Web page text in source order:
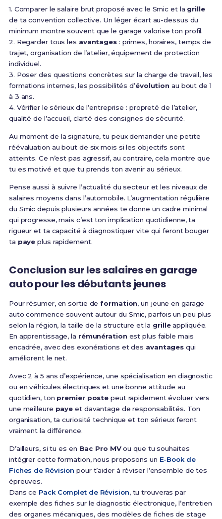
1. Comparer le salaire brut proposé avec le Smic et la grille
de ta convention collective. Un léger écart au-dessus du
minimum montre souvent que le garage valorise ton profil.
2. Regarder tous les avantages: primes, horaires, temps de
trajet, organisation de l’atelier, équipement de protection
individuel.
3. Poser des questions concrètes sur la charge de travail, les
formations internes, les possibilités d’évolution au bout de 1
à 3 ans.
4. Vérifier le sérieux de l’entreprise : propreté de l’atelier,
qualité de l’accueil, clarté des consignes de sécurité.
Au moment de la signature, tu peux demander une petite
réévaluation au bout de six mois si les objectifs sont
atteints. Ce n’est pas agressif, au contraire, cela montre que
tu es motivé et que tu prends ton avenir au sérieux.
Pense aussi à suivre l’actualité du secteur et les niveaux de
salaires moyens dans l’automobile. L’augmentation régulière
du Smic depuis plusieurs années te donne un cadre minimal
qui progresse, mais c’est ton implication quotidienne, ta
rigueur et ta capacité à diagnostiquer vite qui feront bouger
ta paye plus rapidement.
Conclusion sur les salaires en garage
auto pour les débutants jeunes
Pour résumer, en sortie deformation, un jeune en garage
auto commence souvent autour du Smic, parfois un peu plus
selon la région, la taille de la structure et la grilleappliquée.
En apprentissage, la rémunérationest plus faible mais
encadrée, avec des exonérations et des avantages qui
améliorent le net.
Avec 2 à 5 ans d’expérience, une spécialisation en diagnostic
ou en véhicules électriques et une bonne attitude au
quotidien, ton premier poste peut rapidement évoluer vers
une meilleure paye et davantage de responsabilités. Ton
organisation, ta curiosité technique et ton sérieux feront
vraiment la différence.
D’ailleurs, si tu es en Bac Pro MVou que tu souhaites
intégrer cette formation, nous proposons un E-Book de
Fiches de Révision pour t’aider à réviser l’ensemble de tes
épreuves.
Dans ce Pack Complet de Révision, tu trouveras par
exemple des fiches sur le diagnostic électronique, l’entretien
des organes mécaniques, des modèles de fiches de stage